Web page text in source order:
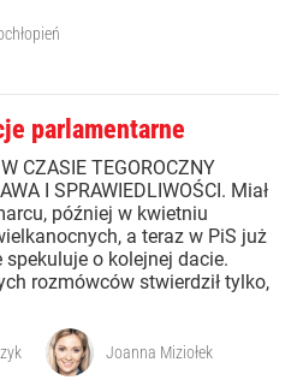
parlamentarne
CZASIE TEGOROCZNY
I SPRAWIEDLIWOŚCI. Miał
później w kwietniu
a teraz w PiS już
spekuluje o kolejnej dacie.
rozmówców stwierdził tylko,
Joanna Miziołek